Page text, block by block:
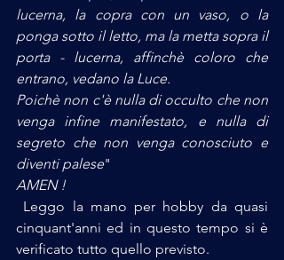
lucerna, la copra con un vaso, o la
ponga sotto il letto, ma la metta sopra il
porta - lucerna, affinchè coloro che
entrano, vedano la Luce.
Poichè non c'è nulla di occulto che non
venga infine manifestato, e nulla di
segreto che non venga conosciuto e
diventi palese"
AMEN !
Leggo la mano per hobby da quasi
cinquant'anni ed in questo tempo si è
verificato tutto quello previsto.